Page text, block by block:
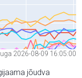
2026-08-09 16:05:00
jõudva